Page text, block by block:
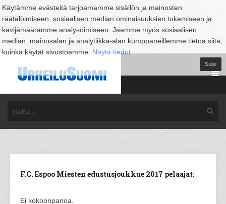
Käytämme evästeitä tarjoamamme sisällön ja mainosten
räätälöimiseen, sosiaalisen median ominaisuuksien tukemiseen ja
kävijämäärämme analysoimiseen. Jaamme myös sosiaalisen
median, mainosalan ja analytiikka-alan kumppaneillemme tietoa siitä,
kuinka käytät sivustoamme. Näytä tiedot
Sulje
F.C. Espoo Miesten edustusjoukkue 2017 pelaajat:
Ei kokoonpanoa.